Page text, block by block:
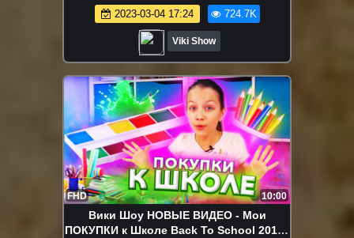
Автоматах / Вики Шоу
2023-03-04 17:24 724.7K
Viki Show
FHD 10:00
Вики Шоу НОВЫЕ ВИДЕО - Мои
ПОКУПКИ к Школе Back To School 2019 /